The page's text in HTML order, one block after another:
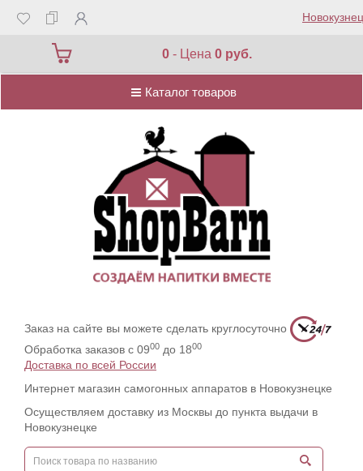
0 - Цена0 руб.
Каталог товаров
Каталог товаров
Заказ на сайте вы можете сделать круглосуточно
Обработка заказов с 0900 до 1800
Доставка по всей России
Интернет магазин самогонных аппаратов в Новокузнецке
Осуществляем доставку из Москвы до пункта выдачи в
Новокузнецке